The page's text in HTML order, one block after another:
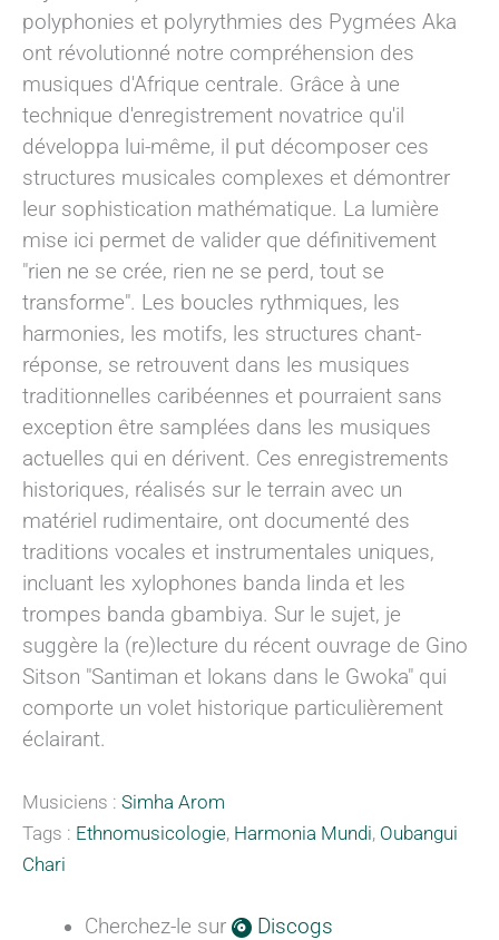
polyphonies et polyrythmies des Pygmées Aka
ont révolutionné notre compréhension des
musiques d'Afrique centrale. Grâce à une
technique d'enregistrement novatrice qu'il
développa lui-même, il put décomposer ces
structures musicales complexes et démontrer
leur sophistication mathématique. La lumière
mise ici permet de valider que définitivement
"rien ne se crée, rien ne se perd, tout se
transforme". Les boucles rythmiques, les
harmonies, les motifs, les structures chant-
réponse, se retrouvent dans les musiques
traditionnelles caribéennes et pourraient sans
exception être samplées dans les musiques
actuelles qui en dérivent. Ces enregistrements
historiques, réalisés sur le terrain avec un
matériel rudimentaire, ont documenté des
traditions vocales et instrumentales uniques,
incluant les xylophones banda linda et les
trompes banda gbambiya. Sur le sujet, je
suggère la (re)lecture du récent ouvrage de Gino
Sitson "Santiman et lokans dans le Gwoka" qui
comporte un volet historique particulièrement
éclairant.
Musiciens : Simha Arom
Tags : Ethnomusicologie, Harmonia Mundi, Oubangui
Chari
Cherchez-le sur
Discogs